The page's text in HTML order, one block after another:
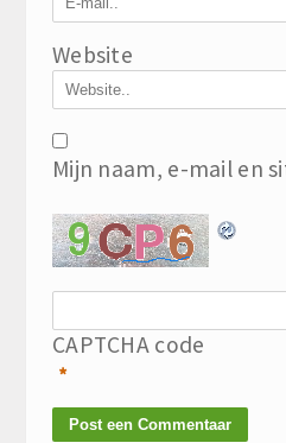
Website
Mijn naam, e-mail en
CAPTCHA code
*